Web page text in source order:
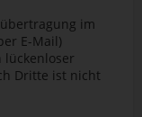
im
E-Mail)
lückenloser
Dritte ist nicht